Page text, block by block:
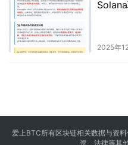
2025年
爱上BTC所有区块链相关数据与资
资、法律等其